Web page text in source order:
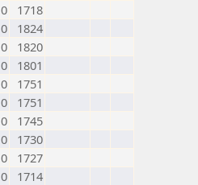
0
1718
0
1824
0
1820
0
1801
0
1751
0
1751
0
1745
0
1730
0
1727
0 1714